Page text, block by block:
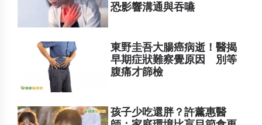
恐影響溝通與吞嚥
東野圭吾大腸癌病逝！醫揭
早期症狀難察覺原因 別等
腹痛才篩檢
孩子少吃還胖？許薰惠醫